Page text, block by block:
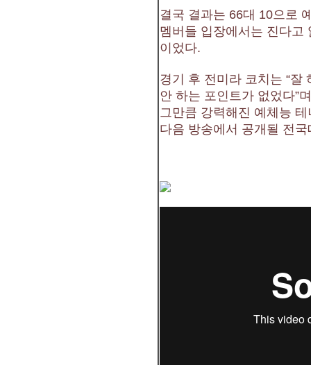
결국 결과는 66대 10으로
멤버들 입장에서는 진다고
이었다.
경기 후 전미라 코치는 “잘
안 하는 포인트가 없었다”
그만큼 강력해진 예체능
다음 방송에서 공개될 전